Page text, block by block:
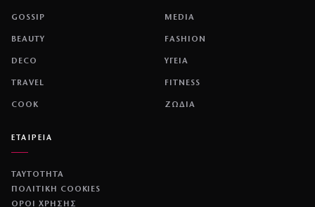
GOSSIP MEDIA
BEAUTY FASHION
DECO ΥΓΕΙΑ
TRAVEL FITNESS
COOK ΖΩΔΙΑ
ΕΤΑΙΡΕΙΑ
ΤΑΥΤΟΤΗΤΑ
ΠΟΛΙΤΙΚΉ COOKIES
ΌΡΟΙ ΧΡΉΣΗΣ